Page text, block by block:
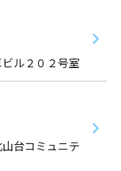
ル２０２号室
台コミュニテ